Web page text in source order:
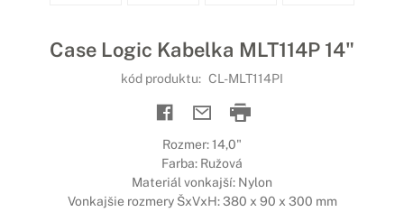
Case Logic Kabelka MLT114P 14"
kód produktu: CL-MLT114PI
Rozmer: 14,0"
Farba: Ružová
Materiál vonkajší: Nylon
Vonkajšie rozmery ŠxVxH: 380 x 90 x 300 mm